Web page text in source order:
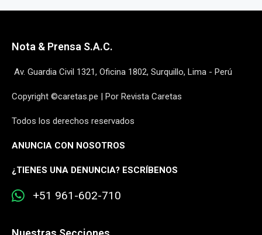
Nota & Prensa S.A.C.
Av. Guardia Civil 1321, Oficina 1802, Surquillo, Lima - Perú
Copyright ©caretas.pe | Por Revista Caretas
Todos los derechos reservados
ANUNCIA CON NOSOTROS
¿TIENES UNA DENUNCIA? ESCRÍBENOS
+51 961-602-710